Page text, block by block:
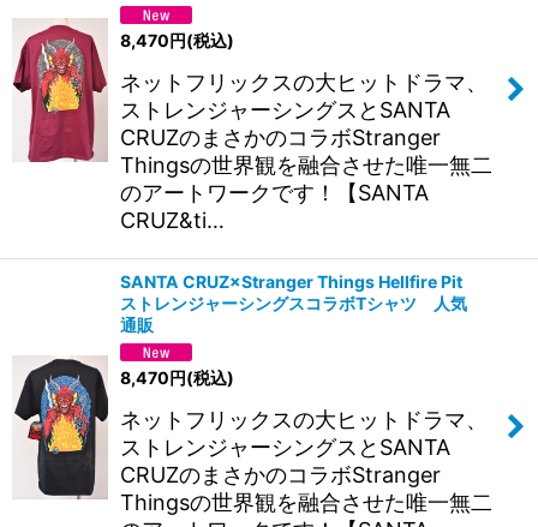
8,470円(税込)
ネットフリックスの大ヒットドラマ、
ストレンジャーシングスとSANTA
CRUZのまさかのコラボStranger
Thingsの世界観を融合させた唯一無二
のアートワークです！【SANTA
CRUZ&ti…
SANTA CRUZ×Stranger Things Hellfire Pit
ストレンジャーシングスコラボTシャツ 人気
通販
8,470円(税込)
ネットフリックスの大ヒットドラマ、
ストレンジャーシングスとSANTA
CRUZのまさかのコラボStranger
Thingsの世界観を融合させた唯一無二